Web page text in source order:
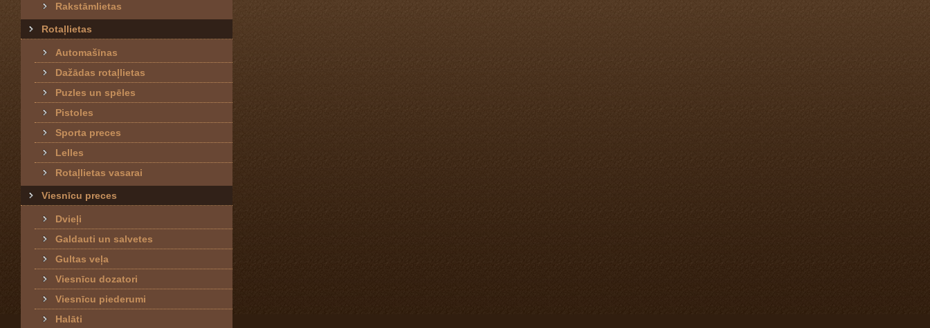
Rakstāmlietas
Rotaļlietas
Automašīnas
Dažādas rotaļlietas
Puzles un spēles
Pistoles
Sporta preces
Lelles
Rotaļlietas vasarai
Viesnīcu preces
Dvieļi
Galdauti un salvetes
Gultas veļa
Viesnīcu dozatori
Viesnīcu piederumi
Halāti